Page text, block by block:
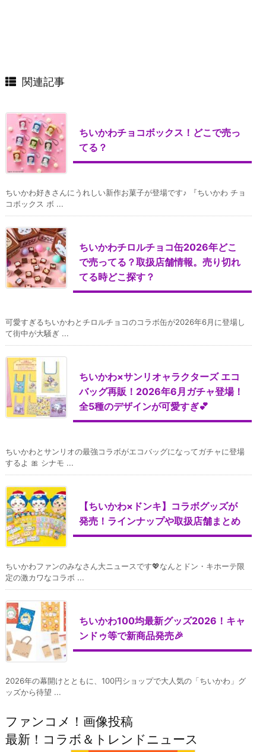
関連記事
ちいかわチョコボックス！どこで売っ
てる？
ちいかわ好きさんにうれしい新作お菓子が登場です♪ 『ちいかわ チョ
コボックス ボ ...
ちいかわチロルチョコ缶2026年どこ
で売ってる？取扱店舗情報。売り切れ
てる時どこ探す？
可愛すぎるちいかわとチロルチョコのコラボ缶が2026年6月に登場し
て街中が大騒ぎ ...
ちいかわ×サンリオャラクターズ エコ
バッグ再販！2026年6月ガチャ登場！
全5種のデザインが可愛すぎ💕
ちいかわとサンリオの最強コラボがエコバッグになってガチャに登場
するよ 🎀 シナモ ...
【ちいかわ×ドンキ】コラボグッズが
発売！ラインナップや取扱店舗まとめ
ちいかわファンのみなさん大ニュースです💖なんとドン・キホーテ限
定の激カワなコラボ ...
ちいかわ100均最新グッズ2026！キャ
ンドゥ等で新商品発売🎉
2026年の幕開けとともに、100円ショップで大人気の「ちいかわ」グ
ッズから待望 ...
ファンコメ！画像投稿
最新！コラボ＆トレンドニュース